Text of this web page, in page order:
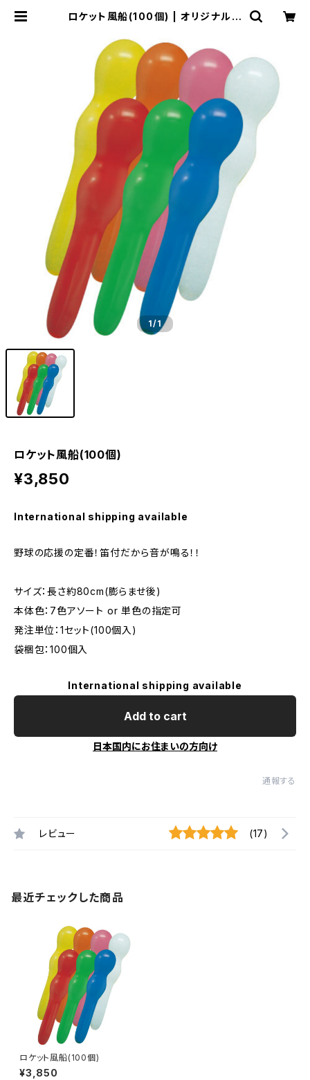
ロケット風船(100個) | オリジナルバ
1/1
ロケット風船(100個)
¥3,850
International shipping available
野球の応援の定番！笛付だから音が鳴る！！
サイズ：長さ約80cm(膨らませ後)
本体色：7色アソート or 単色の指定可
発注単位：1セット(100個入)
袋梱包：100個入
International shipping available
Add to cart
日本国内にお住まいの方向け
通報する
レビュー (17)
最近チェックした商品
ロケット風船(100個)
¥3,850